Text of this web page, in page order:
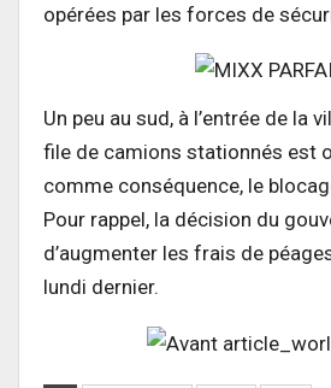
opérées par les forces de
Un peu au sud, à l’entrée de la
file de camions stationnés est
comme conséquence, le
Pour rappel, la décision du
d’augmenter les frais de
lundi dernier.